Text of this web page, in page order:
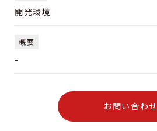
開発環境
概要
-
お問い合わせ